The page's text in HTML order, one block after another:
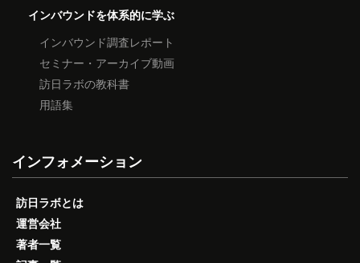
インバウンドを体系的に学ぶ
インバウンド調査レポート
セミナー・アーカイブ動画
訪日ラボの教科書
用語集
インフォメーション
訪日ラボとは
運営会社
著者一覧